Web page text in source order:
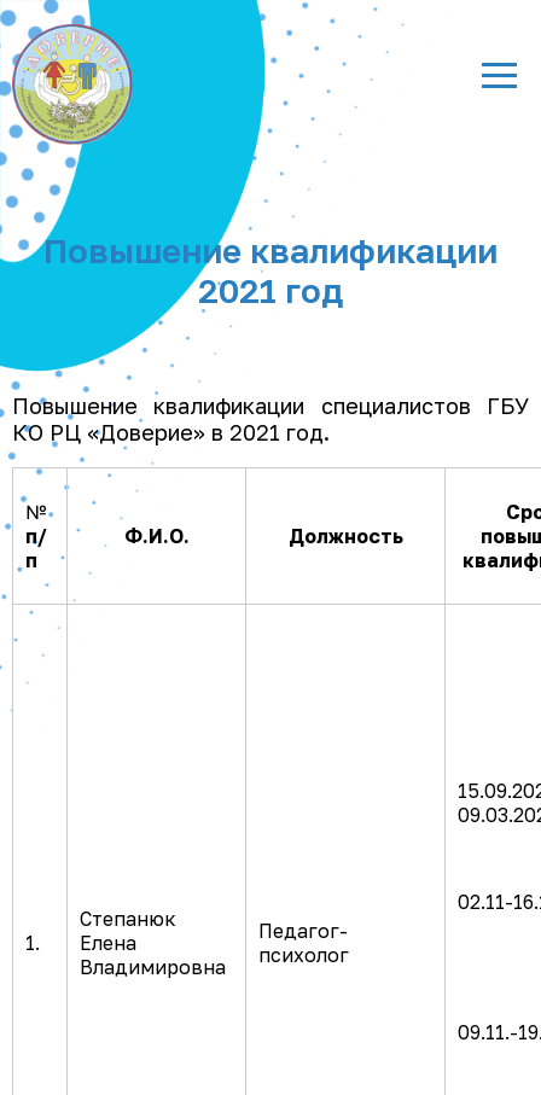
Повышение квалификации
2021 год
Повышение квалификации специалистов ГБУ
КО РЦ «Доверие» в 2021 год.
№
п/
п
Ф.И.О. Должность
1.
Степанюк
Елена
Владимировна
Педагог-
психолог
02.11-
09.11.-